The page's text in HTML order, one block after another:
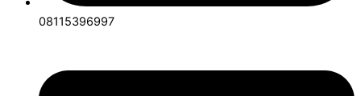
08115396997